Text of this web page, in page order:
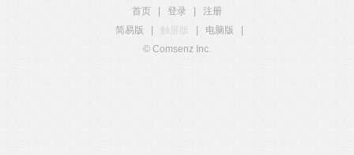
首页 登录
注册
简易版
触屏版 电脑版
© Comsenz Inc.